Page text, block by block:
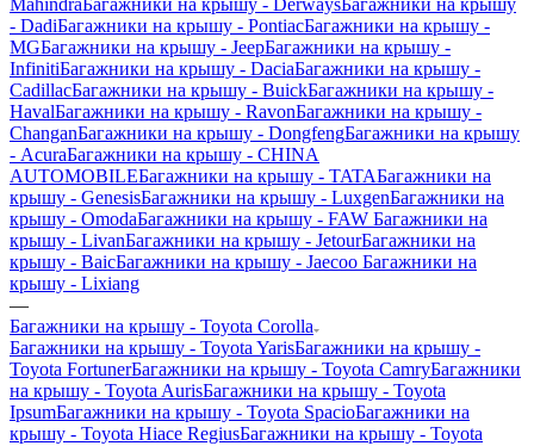
- DadiБагажники на крышу - PontiacБагажники на крышу -
MGБагажники на крышу - JeepБагажники на крышу -
InfinitiБагажники на крышу - DaciaБагажники на крышу -
CadillacБагажники на крышу - BuickБагажники на крышу -
HavalБагажники на крышу - RavonБагажники на крышу -
ChanganБагажники на крышу - DongfengБагажники на крышу
- AcuraБагажники на крышу - CHINA
AUTOMOBILEБагажники на крышу - TATAБагажники на
крышу - GenesisБагажники на крышу - LuxgenБагажники на
крышу - OmodaБагажники на крышу - FAW Багажники на
крышу - LivanБагажники на крышу - JetourБагажники на
крышу - BaicБагажники на крышу - Jaecoo Багажники на
крышу - Lixiang
—
Багажники на крышу - Toyota Corolla
Багажники на крышу - Toyota YarisБагажники на крышу -
Toyota FortunerБагажники на крышу - Toyota CamryБагажники
на крышу - Toyota AurisБагажники на крышу - Toyota
IpsumБагажники на крышу - Toyota SpacioБагажники на
крышу - Toyota Hiace RegiusБагажники на крышу - Toyota